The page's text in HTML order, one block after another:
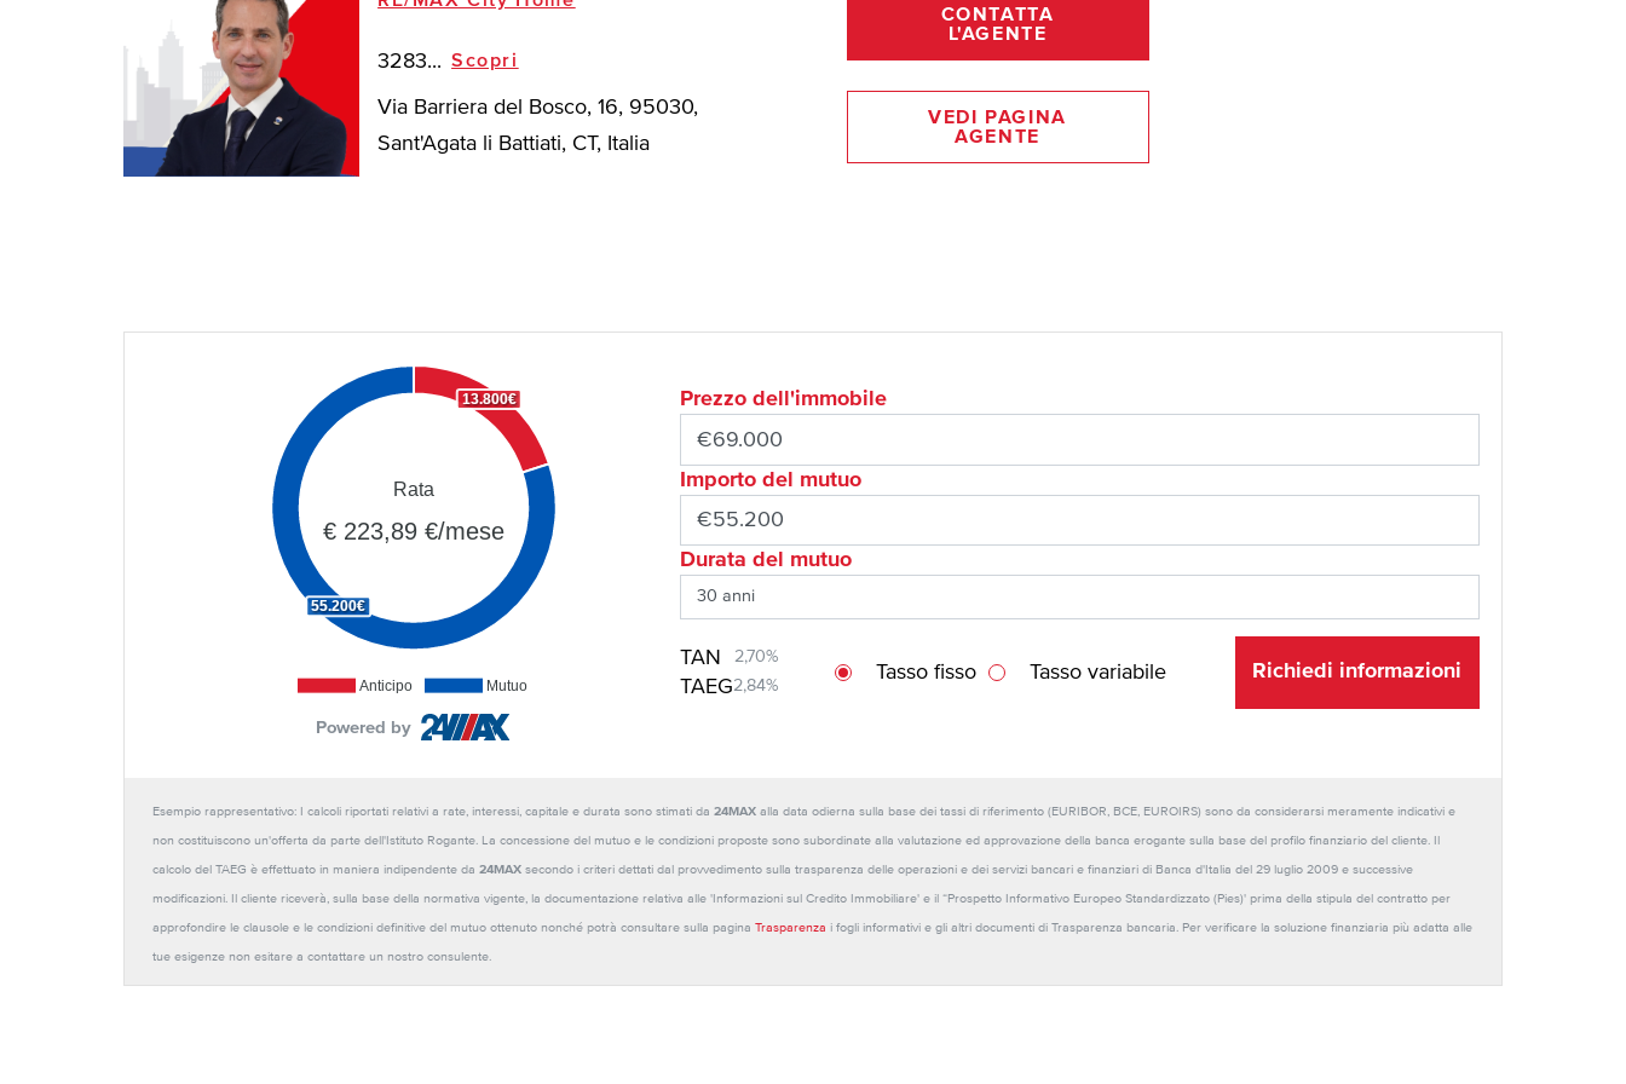
3283... Scopri
Via Barriera del Bosco, 16, 95030,
Sant'Agata li Battiati, CT, Italia
CONTATTA
L'AGENTE
VEDI PAGINA
AGENTE
Anticipo Mutuo
13.800€
55.200€
Rata
€ 223,89 €/mese
Powered by
Prezzo dell'immobile
Importo del mutuo
Durata del mutuo
TAN 2,70%
TAEG2,84%
Tasso fisso Tasso variabile Richiedi informazioni
Esempio rappresentativo: I calcoli riportati relativi a rate, interessi, capitale e durata sono stimati da 24MAXalla data odierna sulla base dei tassi di riferimento (EURIBOR, BCE, EUROIRS) sono da considerarsi meramente indicativi e
non costituiscono un'offerta da parte dell'Istituto Rogante. La concessione del mutuo e le condizioni proposte sono subordinate alla valutazione ed approvazione della banca erogante sulla base del profilo finanziario del cliente. Il
calcolo del TAEG è effettuato in maniera indipendente da 24MAXsecondo i criteri dettati dal provvedimento sulla trasparenza delle operazioni e dei servizi bancari e finanziari di Banca d'Italia del 29 luglio 2009 e successive
modificazioni. Il cliente riceverà, sulla base della normativa vigente, la documentazione relativa alle 'Informazioni sul Credito Immobiliare' e il “Prospetto Informativo Europeo Standardizzato (Pies)' prima della stipula del contratto per
approfondire le clausole e le condizioni definitive del mutuo ottenuto nonché potrà consultare sulla pagina Trasparenza i fogli informativi e gli altri documenti di Trasparenza bancaria. Per verificare la soluzione finanziaria più adatta alle
tue esigenze non esitare a contattare un nostro consulente.